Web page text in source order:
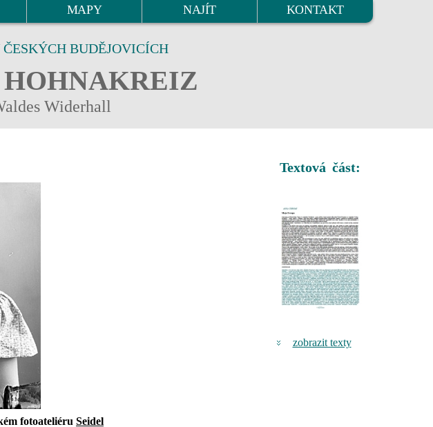
MAPY NAJÍT KONTAKT
BUDĚJOVICÍCH
Widerhall
fotoateliéru Seidel
Textová část:
zobrazit texty